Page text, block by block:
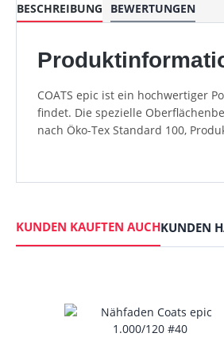
BESCHREIBUNG BEWERTUNGEN
COATS epic ist ein hochwertiger
findet. Die spezielle
nach Öko-Tex Standard 100,
KUNDEN KAUFTEN AUCHKUNDEN